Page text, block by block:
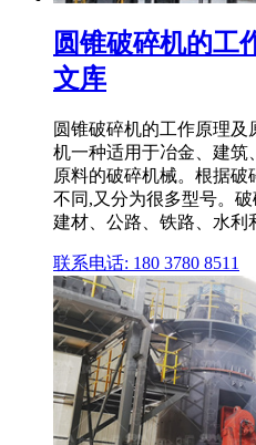
圆锥破碎机的工
文库
圆锥破碎机的工作原理
机一种适用于冶金、建筑
原料的破碎机械。根据
不同,又分为很多型号。
建材、公路、铁路、水利
联系电话: 180 3780 8511